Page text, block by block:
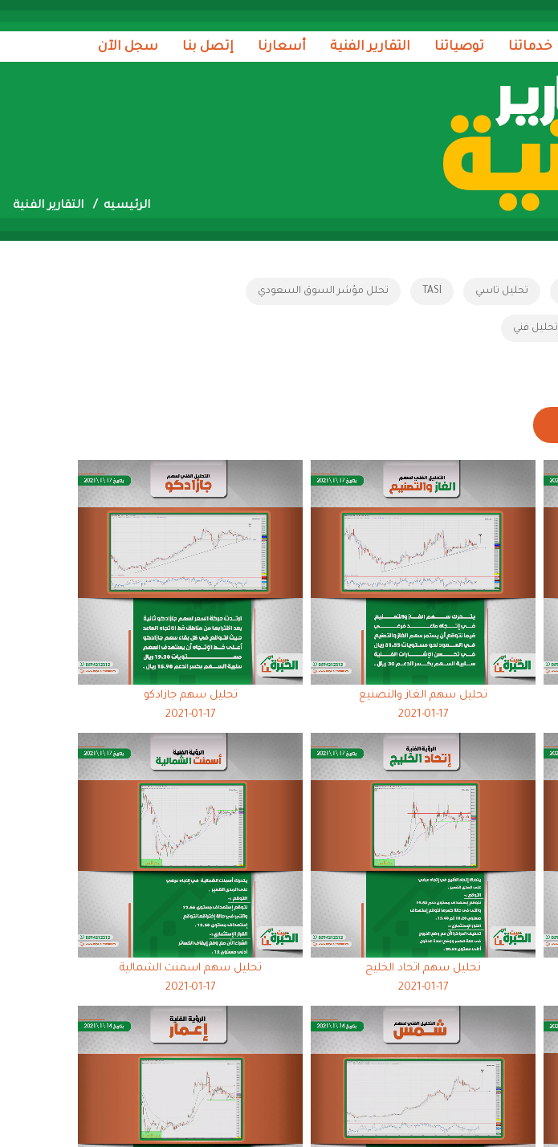
خدماتنا توصياتنا التقارير الفنية أسعارنا إتصل بنا سجل الآن
الرئيسيه التقارير الفنية
تحليل تاسي TASI تحلل مؤشر السوق السعودي
تحليل فني
تحليل سهم الغاز والتصنيع
2021-01-17
تحليل سهم جازادكو
2021-01-17
تحليل سهم اتحاد الخليج
2021-01-17
تحليل سهم اسمنت الشمالية
2021-01-17